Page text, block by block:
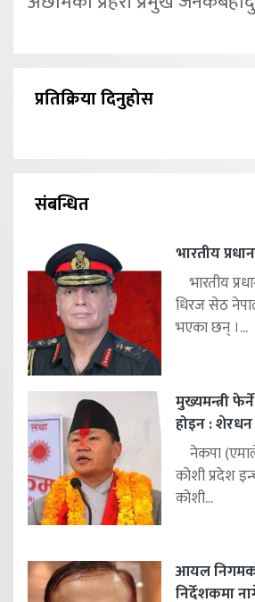
प्रतिक्रिया दिनुहोस
संबन्धित
भारतीय
भारतीय
धिरज सेठ
भएका छन् ।...
मुख्यमन्त्री
होइन : शेरधन
नेकपा
कोशी प्रदेश
कोशी...
आयल
निर्देशकमा